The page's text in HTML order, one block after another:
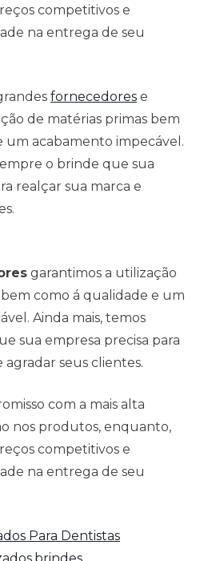
competitivos e
na entrega de seu
fornecedores e
de matérias primas bem
um acabamento impecável.
o brinde que sua
realçar sua marca e
garantimos a utilização
como á qualidade e um
Ainda mais, temos
sua empresa precisa para
agradar seus clientes.
com a mais alta
nos produtos, enquanto,
competitivos e
na entrega de seu
Para Dentistas